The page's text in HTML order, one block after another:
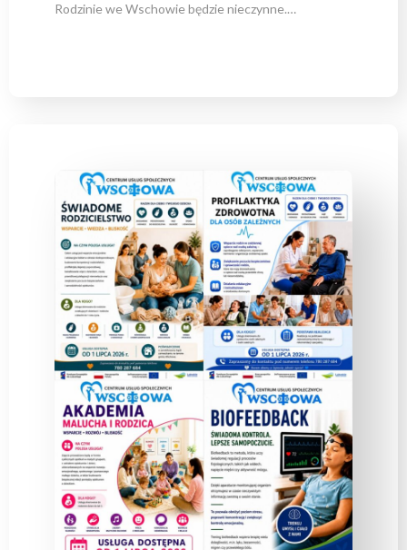
Rodzinie we Wschowie będzie nieczynne.…